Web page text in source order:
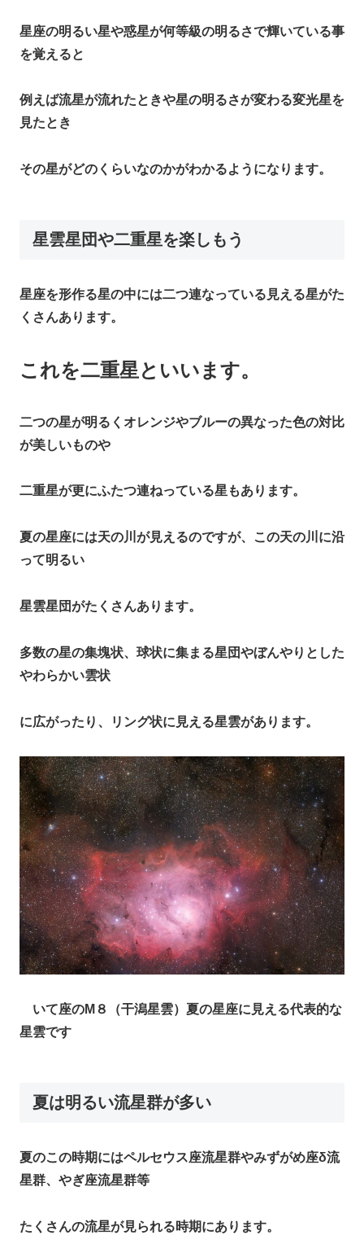
星座の明るい星や惑星が何等級の明るさで輝いている事
を覚えると
例えば流星が流れたときや星の明るさが変わる変光星を
見たとき
その星がどのくらいなのかがわかるようになります。
星雲星団や二重星を楽しもう
星座を形作る星の中には二つ連なっている見える星がた
くさんあります。
これを二重星といいます。
二つの星が明るくオレンジやブルーの異なった色の対比
が美しいものや
二重星が更にふたつ連ねっている星もあります。
夏の星座には天の川が見えるのですが、この天の川に沿
って明るい
星雲星団がたくさんあります。
多数の星の集塊状、球状に集まる星団やぼんやりとした
やわらかい雲状
に広がったり、リング状に見える星雲があります。
いて座のM８（干潟星雲）夏の星座に見える代表的な
星雲です
夏は明るい流星群が多い
夏のこの時期にはペルセウス座流星群やみずがめ座δ流
星群、やぎ座流星群等
たくさんの流星が見られる時期にあります。